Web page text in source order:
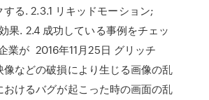
る. 2.3.1 リキッドモーション;
果. 2.4 成功している事例をチェッ
業が 2016年11月25日 グリッチ
像などの破損により生じる画像の乱
けるバグが起こった時の画面の乱